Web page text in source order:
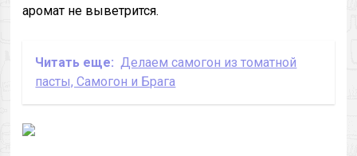
аромат не выветрится.
Читать еще: Делаем самогон из томатной
пасты, Самогон и Брага